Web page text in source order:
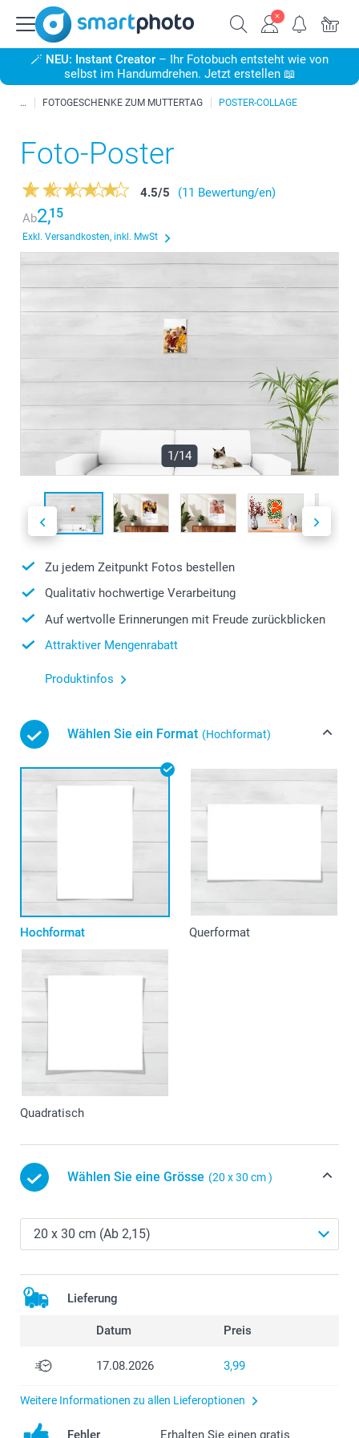
🪄 NEU: Instant Creator – Ihr Fotobuch entsteht wie von
selbst im Handumdrehen. Jetzt erstellen 📖
FOTOGESCHENKE ZUM MUTTERTAG POSTER-COLLAGE
Foto-Poster
4.5/5
(11 Bewertung/en)
Ab2,15
Exkl. Versandkosten, inkl. MwSt
1/14
Zu jedem Zeitpunkt Fotos bestellen
Qualitativ hochwertige Verarbeitung
Auf wertvolle Erinnerungen mit Freude zurückblicken
Attraktiver Mengenrabatt
Produktinfos
Wählen Sie ein Format (Hochformat)
Hochformat Querformat
Quadratisch
Wählen Sie eine Grösse (20 x 30 cm )
Lieferung
Datum Preis
17.08.2026 3,99
Weitere Informationen zu allen Lieferoptionen
Fehler
Erhalten Sie einen gratis